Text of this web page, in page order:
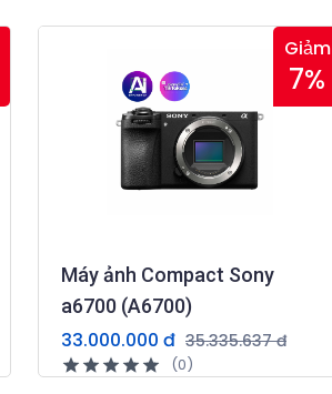
Giảm
7%
Máy ảnh Compact Sony
a6700 (A6700)
33.000.000 đ 35.335.637 đ
(0)